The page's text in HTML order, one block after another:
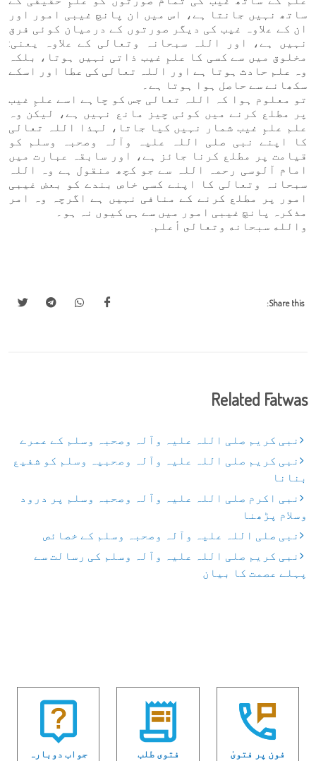
ساتھ نہیں جانتا ہے، اس میں ان پانچ غیبی امور اور
ان کے علاوہ غیب کی دیگر صورتوں کے درمیان کوئی فرق
نہیں ہے، اور اللہ سبحانہ وتعالی کے علاوہ یعنی:
مخلوق میں سے کسی کا علمِ غیب ذاتی نہیں ہوتا، بلکہ
وہ علم حادث ہوتا ہے اور اللہ تعالی کی عطا اور اسکے
سکھانے سے حاصل ہوا ہوتا ہے۔
تو معلوم ہوا کہ اللہ تعالی جس کو چاہے اسے علمِ غیب
پر مطلع کرنے میں کوئی چیز مانع نہیں ہے، لیکن وہ
علم علمِ غیب شمار نہیں کیا جاتا، لہذا اللہ تعالی
کا اپنے نبی صلی اللہ علیہ وآلہ وصحبہ وسلم کو
قیامت پر مطلع کرنا جائز ہے، اور سابقہ عبارت میں
امام آلوسی رحمہ اللہ سے جو کچھ منقول ہے وہ اللہ
سبحانہ وتعالی کا اپنے کسی خاص بندے کو بعض غیبی
امور پر مطلع کرنے کے منافی نہیں ہے اگرچہ وہ امر
مذکرہ پانچ غیبی امور میں سے ہی کیوں نہ ہو۔
والله سبحانه وتعالى أعلم.
Share this:
Related Fatwas
نبی کریم صلی اللہ علیہ وآلہ وصحبہ وسلم کے عمرے
نبی کریم صلی اللہ علیہ وآلہ وصحبیہ وسلم کو شفیع
بنانا
نبی اکرم صلی اللہ علیہ وآلہ وصحبہ وسلم پر درود
وسلام پڑھنا
نبی صلی اللہ علیہ وآلہ وصحبہ وسلم کے خصائص
نبی کریم صلی اللہ علیہ وآلہ وسلم کی رسالت سے
پہلے عصمت کا بیان
فون پر فتویٰ
فتوی طلب
جواب دوبارہ